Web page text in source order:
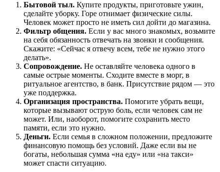
Бытовой тыл. Купите продукты, приготовьте ужин,
сделайте уборку. Горе отнимает физические силы.
Человек может просто не иметь сил дойти до магазина.
Фильтр общения. Если у вас много знакомых, возьмите
на себя обязанность отвечать на звонки и сообщения.
Скажите: «Сейчас я отвечу всем, тебе не нужно этого
делать».
Сопровождение. Не оставляйте человека одного в
самые острые моменты. Сходите вместе в морг, в
ритуальное агентство, в банк. Присутствие рядом — это
уже поддержка.
Организация пространства. Помогите убрать вещи,
которые вызывают острую боль, если человек сам не
может. Или, наоборот, помогите сохранить место
памяти, если это нужно.
Деньги. Если семья в сложном положении, предложите
финансовую помощь без условий. Даже если вы не
богаты, небольшая сумма «на еду» или «на такси»
может спасти ситуацию.